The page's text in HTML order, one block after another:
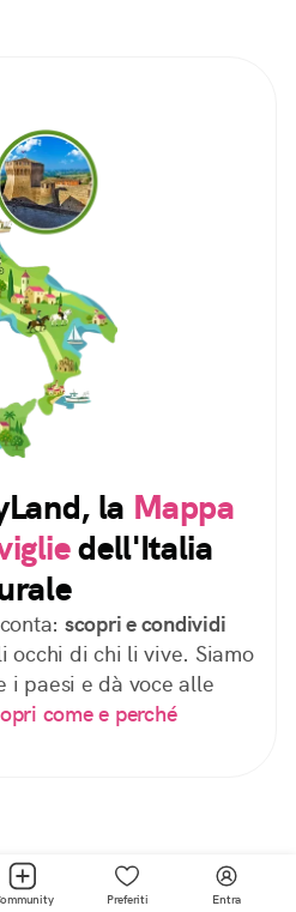
la Mappa
dell'Italia
scopri e condividi
occhi di chi li vive. Siamo
i paesi e dà voce alle
come e perché
Preferiti Entra